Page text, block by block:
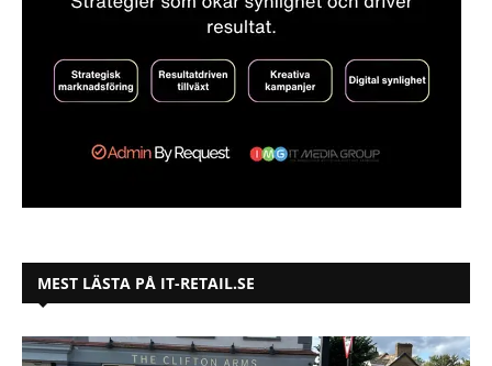
MEST LÄSTA PÅ IT-RETAIL.SE